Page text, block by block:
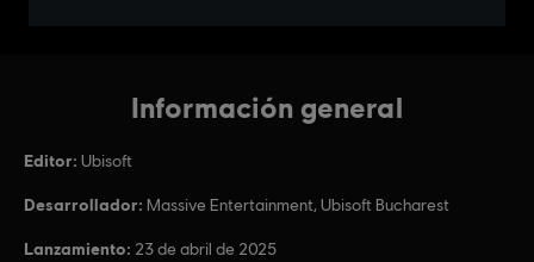
Información general
Editor: Ubisoft
Desarrollador: Massive Entertainment, Ubisoft Bucharest
Lanzamiento: 23 de abril de 2025